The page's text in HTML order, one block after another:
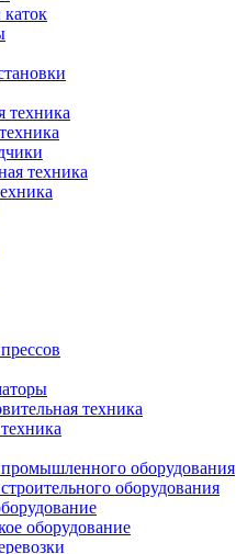
техника
техника
техника
оборудования
оборудования
оборудование